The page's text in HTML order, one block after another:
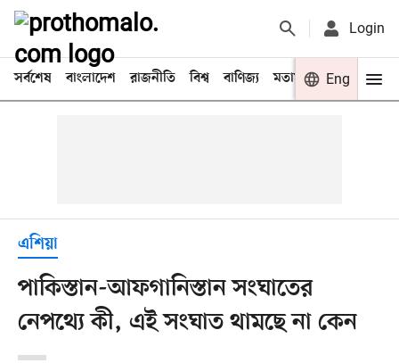
Login
সর্বশেষ বাংলাদেশ রাজনীতি বিশ্ব বাণিজ্য মতামত খেলা
Eng
এশিয়া
পাকিস্তান-আফগানিস্তান সংঘাতের
নেপথ্যে কী, এই সংঘাত থামছে না কেন